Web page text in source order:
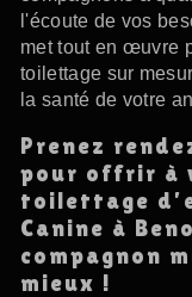
l'écoute de vos
met tout en œuvre
toilettage sur
la santé de votre
Prenez
pour offrir à
toilettage
Canine à
compagnon
mieux !